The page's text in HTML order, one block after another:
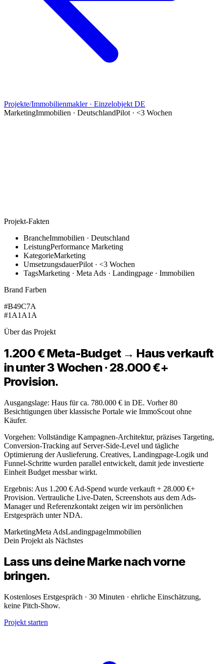
Projekte/Immobilienmakler · Einzelobjekt DE
MarketingImmobilien · DeutschlandPilot · <3 Wochen
Projekt-Fakten
BrancheImmobilien · Deutschland
LeistungPerformance Marketing
KategorieMarketing
UmsetzungsdauerPilot · <3 Wochen
TagsMarketing · Meta Ads · Landingpage · Immobilien
Brand Farben
#B49C7A
#1A1A1A
Über das Projekt
1.200 € Meta-Budget → Haus verkauft
in unter 3 Wochen · 28.000 €+
Provision.
Ausgangslage: Haus für ca. 780.000 € in DE. Vorher 80
Besichtigungen über klassische Portale wie ImmoScout ohne
Käufer.
Vorgehen: Vollständige Kampagnen-Architektur, präzises Targeting,
Conversion-Tracking auf Server-Side-Level und tägliche
Optimierung der Auslieferung. Creatives, Landingpage-Logik und
Funnel-Schritte wurden parallel entwickelt, damit jede investierte
Einheit Budget messbar wirkt.
Ergebnis: Aus 1.200 € Ad-Spend wurde verkauft + 28.000 €+
Provision. Vertrauliche Live-Daten, Screenshots aus dem Ads-
Manager und Referenzkontakt zeigen wir im persönlichen
Erstgespräch unter NDA.
MarketingMeta AdsLandingpageImmobilien
Dein Projekt als Nächstes
Lass uns deineMarkenach vorne
bringen.
Kostenloses Erstgespräch · 30 Minuten · ehrliche Einschätzung,
keine Pitch-Show.
Projekt starten